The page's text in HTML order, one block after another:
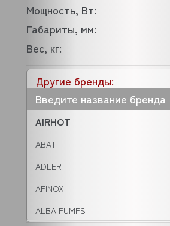
Другие бренды:
AIRHOT
ABAT
ADLER
AFINOX
ALBA PUMPS
Мощность, Вт:
Габариты, мм:
Вес, кг: